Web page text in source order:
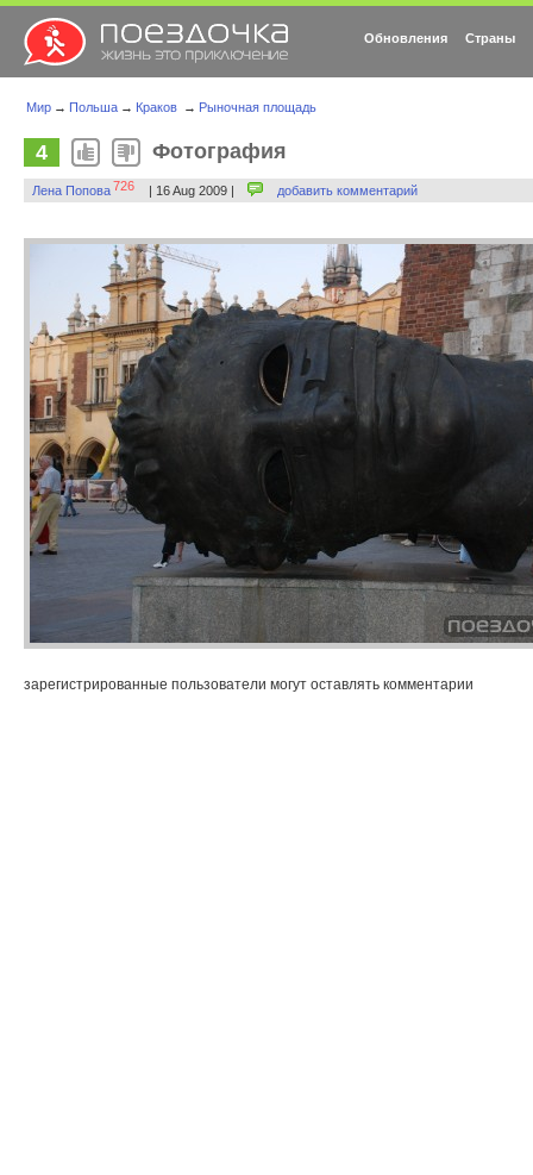
Обновления Страны
Мир → Польша → Краков → Рыночная площадь
4 Фотография
Лена Попова726 | 16 Aug 2009 | добавить комментарий
зарегистрированные пользователи могут оставлять комментарии